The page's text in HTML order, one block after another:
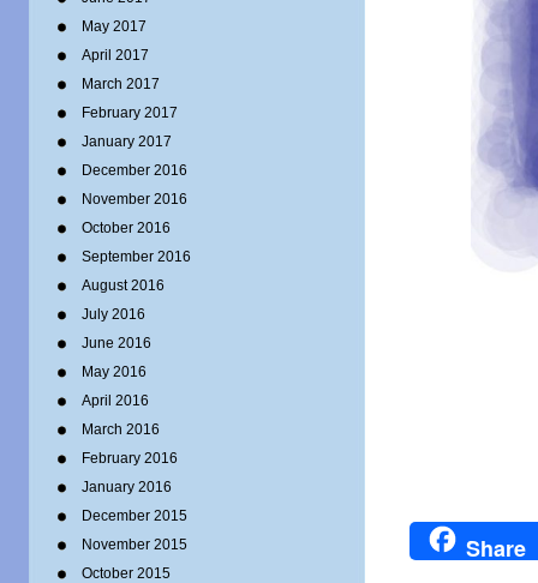
May 2017
April 2017
March 2017
February 2017
January 2017
December 2016
November 2016
October 2016
September 2016
August 2016
July 2016
June 2016
May 2016
April 2016
March 2016
February 2016
January 2016
December 2015
November 2015
October 2015
Share